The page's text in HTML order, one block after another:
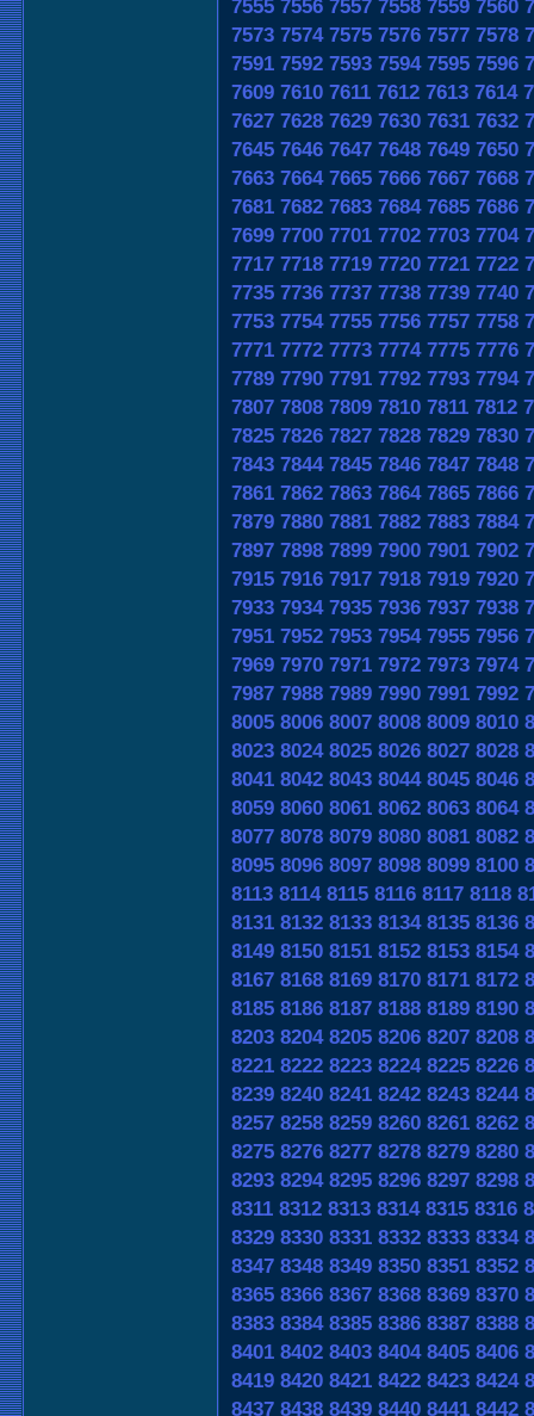
7555 7556 7557 7558 7559 7560
7573 7574 7575 7576 7577 7578
7591 7592 7593 7594 7595 7596
7609 7610 7611 7612 7613 7614
7627 7628 7629 7630 7631 7632
7645 7646 7647 7648 7649 7650
7663 7664 7665 7666 7667 7668
7681 7682 7683 7684 7685 7686
7699 7700 7701 7702 7703 7704
7717 7718 7719 7720 7721 7722
7735 7736 7737 7738 7739 7740
7753 7754 7755 7756 7757 7758
7771 7772 7773 7774 7775 7776
7789 7790 7791 7792 7793 7794
7807 7808 7809 7810 7811 7812
7825 7826 7827 7828 7829 7830
7843 7844 7845 7846 7847 7848
7861 7862 7863 7864 7865 7866
7879 7880 7881 7882 7883 7884
7897 7898 7899 7900 7901 7902
7915 7916 7917 7918 7919 7920
7933 7934 7935 7936 7937 7938
7951 7952 7953 7954 7955 7956
7969 7970 7971 7972 7973 7974
7987 7988 7989 7990 7991 7992
8005 8006 8007 8008 8009 8010
8023 8024 8025 8026 8027 8028
8041 8042 8043 8044 8045 8046
8059 8060 8061 8062 8063 8064
8077 8078 8079 8080 8081 8082
8095 8096 8097 8098 8099 8100
8113 8114 8115 8116 8117 8118
8131 8132 8133 8134 8135 8136
8149 8150 8151 8152 8153 8154
8167 8168 8169 8170 8171 8172
8185 8186 8187 8188 8189 8190
8203 8204 8205 8206 8207 8208
8221 8222 8223 8224 8225 8226
8239 8240 8241 8242 8243 8244
8257 8258 8259 8260 8261 8262
8275 8276 8277 8278 8279 8280
8293 8294 8295 8296 8297 8298
8311 8312 8313 8314 8315 8316
8329 8330 8331 8332 8333 8334
8347 8348 8349 8350 8351 8352
8365 8366 8367 8368 8369 8370
8383 8384 8385 8386 8387 8388
8401 8402 8403 8404 8405 8406
8419 8420 8421 8422 8423 8424
8437 8438 8439 8440 8441 8442